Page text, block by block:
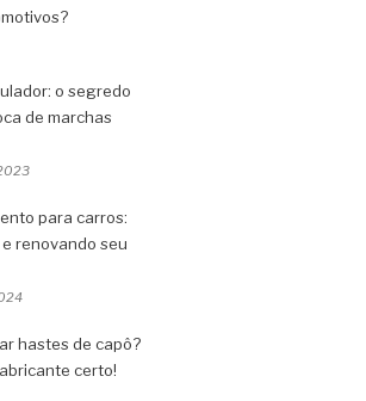
o segredo
de marchas
para carros:
renovando seu
hastes de capô?
certo!